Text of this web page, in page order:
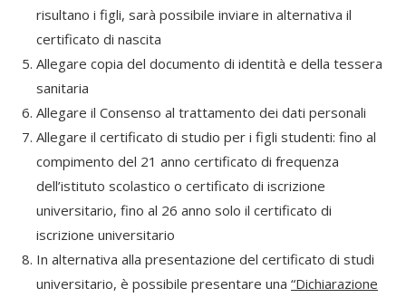
risultano i figli, sarà possibile inviare in alternativa il
certificato di nascita
Allegare copia del documento di identità e della tessera
sanitaria
Allegare il Consenso al trattamento dei dati personali
Allegare il certificato di studio per i figli studenti: fino al
compimento del 21 anno certificato di frequenza
dell’istituto scolastico o certificato di iscrizione
universitario, fino al 26 anno solo il certificato di
iscrizione universitario
In alternativa alla presentazione del certificato di studi
universitario, è possibile presentare una “Dichiarazione